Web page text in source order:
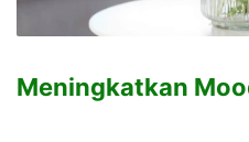
Meningkatkan